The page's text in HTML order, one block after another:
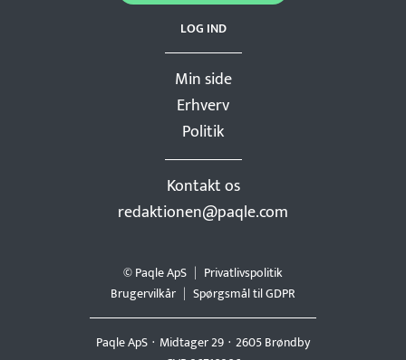
Min side
Erhverv
Politik
Kontakt os
redaktionen@paqle.com
LOG IND
Paqle ApS Midtager 29 2605 Brøndby
© Paqle ApS
Privatlivspolitik
Brugervilkår
Spørgsmål til GDPR